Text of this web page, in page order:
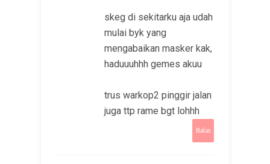
skeg di sekitarku aja udah
mulai byk yang
mengabaikan masker kak,
haduuuhhh gemes akuu
trus warkop2 pinggir jalan
juga ttp rame bgt lohhh
Balas